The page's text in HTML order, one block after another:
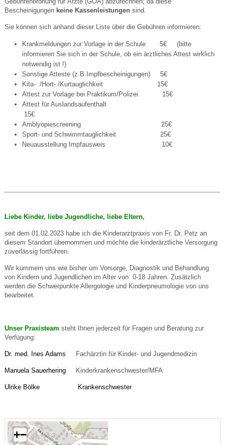
Bescheinigungen keine Kassenleistungensind.
Sie können sich anhand dieser Liste über die Gebühren informieren:
Krankmeldungen zur Vorlage in der Schule 5€
(bitte
informieren Sie sich in der Schule, ob ein ärztliches Attest wirklich
notwendig ist !)
Sonstige Atteste (z.B.Impfbescheinigungen) 5€
Kita- /Hort- /Kurtauglichkeit 15€
Attest zur Vorlage bei Praktikum/Polizei 15€
Attest für Auslandsaufenthalt
15€
Amblyopiescreening 25€
Sport- und Schwimmtauglichkeit 25€
Neuausstellung Impfausweis 10€
Liebe Kinder, liebe Jugendliche, liebe Eltern,
seit dem 01.02.2023 habe ich die Kinderarztpraxis von Fr. Dr. Petz an
diesem Standort übernommen und möchte die kinderärztliche Versorgung
zuverlässig fortführen.
Wir kümmern uns wie bisher um Vorsorge, Diagnostik und Behandlung
von Kindern und Jugendlichen im Alter von 0-18 Jahren. Zusätzlich
werden die Schwerpunkte Allergologie und Kinderpneumologie von uns
bearbeitet.
Unser Praxisteam steht Ihnen jederzeit für Fragen und Beratung zur
Verfügung:
Dr. med. Ines Adams Fachärztin für Kinder- und Jugendmedizin
Manuela SauerheringKinderkrankenschwester/MFA
Ulrike Bölke Krankenschwester
+−